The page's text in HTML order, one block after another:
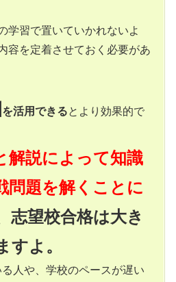
学習で置いていかれないよ
容を定着させておく必要があ
を活用できるとより効果的で
解説によって知識
問題を解くことに
志望校合格は大き
すよ。
人や、学校のペースが遅い